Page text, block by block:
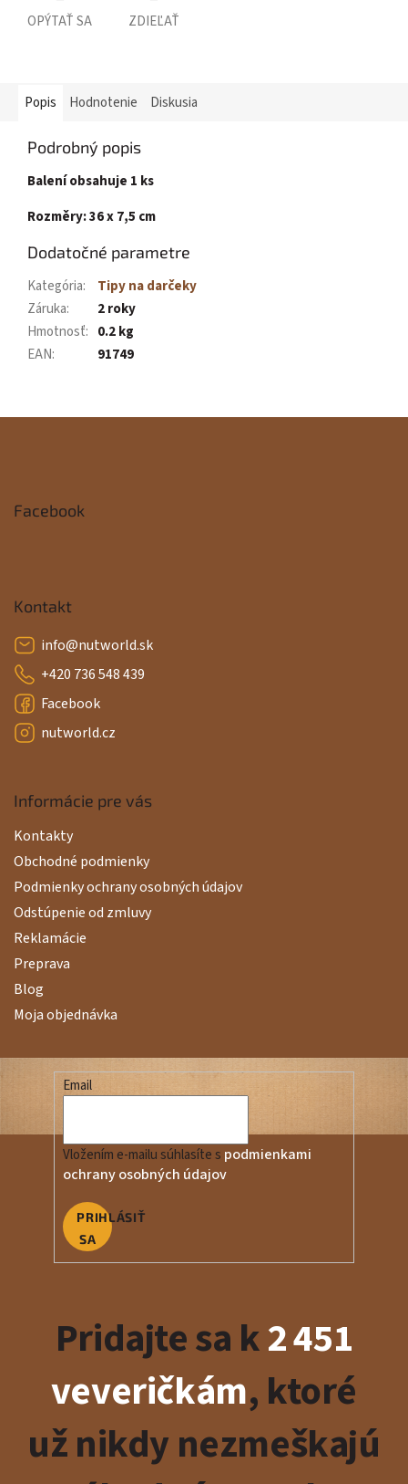
OPÝTAŤ SA ZDIEĽAŤ
Popis Hodnotenie Diskusia
Podrobný popis
Balení obsahuje 1 ks
Rozměry: 36 x 7,5 cm
Dodatočné parametre
Kategória:
Tipy na darčeky
Záruka:
2 roky
Hmotnosť: 0.2 kg
EAN: 91749
p
e
Facebook
Kontakt
info@nutworld.sk
+420 736 548 439
Facebook
nutworld.cz
Informácie pre vás
Kontakty
Obchodné podmienky
Podmienky ochrany osobných údajov
Odstúpenie od zmluvy
Reklamácie
Preprava
Blog
Moja objednávka
Email
Vložením e-mailu súhlasíte s podmienkami
ochrany osobných údajov
PRIHLÁSIŤ
SA
Pridajte sa k2 451
veveričkám, ktoré
už nikdy nezmeškajú